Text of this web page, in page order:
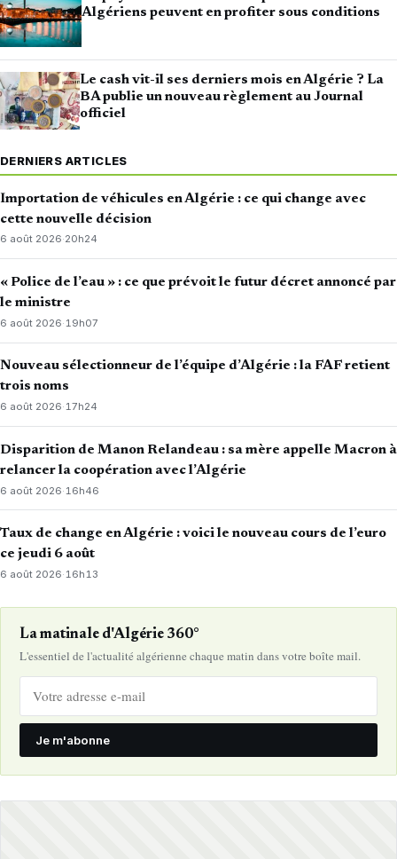
Algériens peuvent en profiter sous conditions
Le cash vit-il ses derniers mois en Algérie ? La
BA publie un nouveau règlement au Journal
officiel
DERNIERS ARTICLES
Importation de véhicules en Algérie : ce qui change avec
cette nouvelle décision
6 août 2026·20h24
« Police de l’eau » : ce que prévoit le futur décret annoncé par
le ministre
6 août 2026· 19h07
Nouveau sélectionneur de l’équipe d’Algérie : la FAF retient
trois noms
6 août 2026·17h24
Disparition de Manon Relandeau : sa mère appelle Macron à
relancer la coopération avec l’Algérie
6 août 2026· 16h46
Taux de change en Algérie : voici le nouveau cours de l’euro
ce jeudi 6 août
6 août 2026·16h13
La matinale d'Algérie 360°
L'essentiel de l'actualité algérienne chaque matin dans votre boîte mail.
Je m'abonne